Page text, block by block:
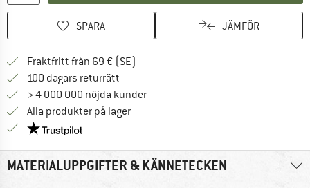
SPARA JÄMFÖR
Fraktfritt från 69 € (SE)
100 dagars returrätt
> 4 000 000 nöjda kunder
Alla produkter på lager
Trust Pilot-garanti - hitta all information här!
MATERIALUPPGIFTER & KÄNNETECKEN